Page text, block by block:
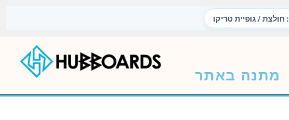
: חולצת / גופיית טריקו
מתנה באתר